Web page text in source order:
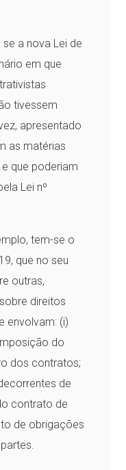
a nova Lei de
em que
tivessem
apresentado
as matérias
que poderiam
Lei nº
tem-se o
que no seu
outras,
direitos
envolvam: (i)
do
dos contratos;
de
contrato de
de obrigações